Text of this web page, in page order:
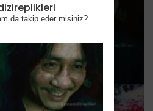
da takip eder misiniz?